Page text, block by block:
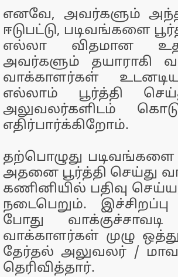
எனவே, அவர்களும்
ஈடுபட்டு, படிவங்களை
எல்லா விதமான
அவர்களும் தயாராகி
வாக்காளர்கள்
எல்லாம் பூர்த்தி
அலுவலர்களிடம்
எதிர்பார்க்கிறோம்.
தற்பொழுது படிவங்களை
அதனை பூர்த்தி செய்து
கணினியில் பதிவு
நடைபெறும்.
போது
வாக்காளர்கள் முழு
தேர்தல் அலுவலர் /
தெரிவித்தார்.